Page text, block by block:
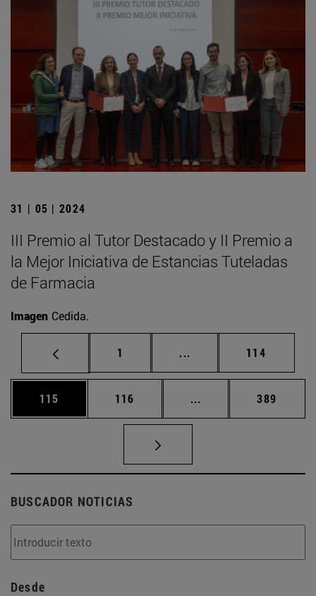
31 | 05 | 2024
III Premio al Tutor Destacado y II Premio a
la Mejor Iniciativa de Estancias Tuteladas
de Farmacia
Imagen Cedida.
Página
1 ... Páginas intermedias
Página
114
Página
115 Página
116 ... Páginas intermedias
Página
389
BUSCADOR NOTICIAS
Desde